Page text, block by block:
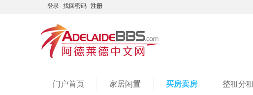
登录 找回密码 注册
门户首页 家居闲置 买房卖房 整租分租